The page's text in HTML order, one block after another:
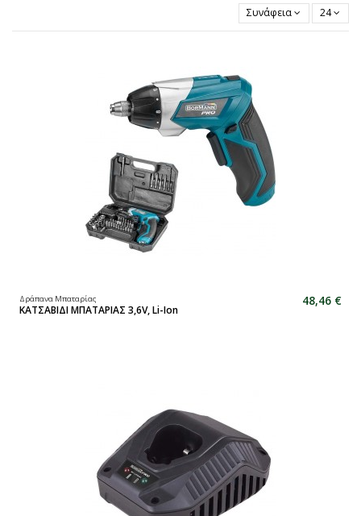
Συνάφεια 24
Δράπανα Μπαταρίας
ΚΑΤΣΑΒΙΔΙ ΜΠΑΤΑΡΙΑΣ 3,6V, Li-Ion
48,46 €